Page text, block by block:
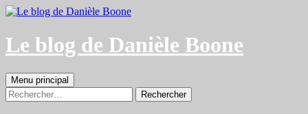
Aller
contenu
Le blog de Danièle Boone
Recherche
Menu principal
Rechercher :